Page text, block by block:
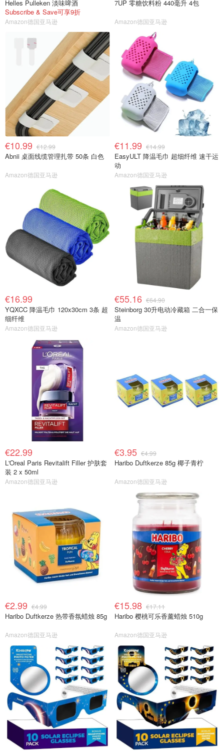
Helles Pulleken 淡味啤酒
Subscribe & Save可享9折
Amazon德国亚马逊
7UP 零糖饮料粉 440毫升 4包
Amazon德国亚马逊
€10.99 €12.99
Abnii 桌面线缆管理扎带 50条 白色
Amazon德国亚马逊
€11.99 €14.99
EasyULT 降温毛巾 超细纤维 速干运
动
Amazon德国亚马逊
€16.99
YQXCC 降温毛巾 120x30cm 3条 超
细纤维
Amazon德国亚马逊
€55.16 €64.90
Steinborg 30升电动冷藏箱 二合一保
温
Amazon德国亚马逊
€22.99
L'Oreal Paris Revitalift Filler 护肤套
装 2 x 50ml
Amazon德国亚马逊
€3.95 €4.99
Haribo Duftkerze 85g 椰子青柠
Amazon德国亚马逊
€2.99 €4.99
Haribo Duftkerze 热带香氛蜡烛 85g
Amazon德国亚马逊
€15.98 €17.11
Haribo 樱桃可乐香薰蜡烛 510g
Amazon德国亚马逊